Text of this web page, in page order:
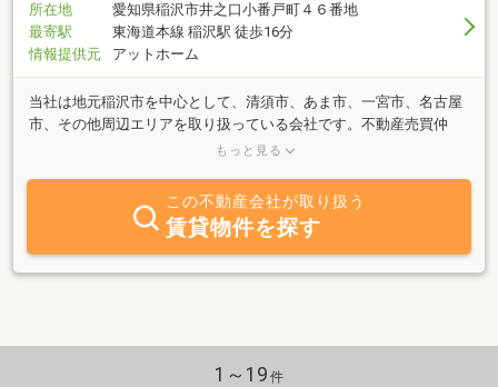
所在地
愛知県稲沢市井之口小番戸町４６番地
最寄駅
東海道本線 稲沢駅 徒歩16分
情報提供元
アットホーム
当社は地元稲沢市を中心として、清須市、あま市、一宮市、名古屋
市、その他周辺エリアを取り扱っている会社です。不動産売買仲
介、買い取り、任意売却、相続などの業務を行っており、不動産業
い。当社へのお問い合わせを心からお待ちしております。
もっと見る
この不動産会社が取り扱う
賃貸物件を探す
1～19 件